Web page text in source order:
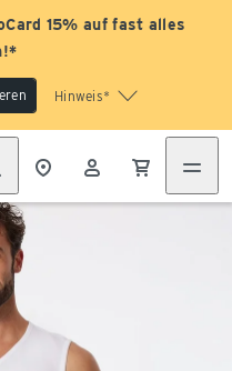
15% auf fast alles
Hinweis*